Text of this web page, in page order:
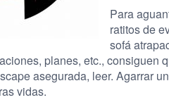
Para
ratitos de
sofá
planes, etc.,
asegurada, leer. Agarrar
vidas.